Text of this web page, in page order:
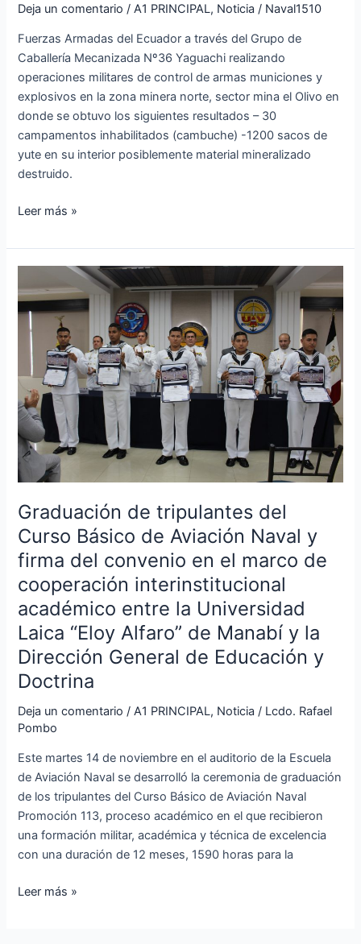
Deja un comentario / A1 PRINCIPAL, Noticia / Naval1510
Fuerzas Armadas del Ecuador a través del Grupo de
Caballería Mecanizada Nº36 Yaguachi realizando
operaciones militares de control de armas municiones y
explosivos en la zona minera norte, sector mina el Olivo en
donde se obtuvo los siguientes resultados – 30
campamentos inhabilitados (cambuche) -1200 sacos de
yute en su interior posiblemente material mineralizado
destruido.
Leer más »
Graduación de tripulantes del
Curso Básico de Aviación Naval y
firma del convenio en el marco de
cooperación interinstitucional
académico entre la Universidad
Laica “Eloy Alfaro” de Manabí y la
Dirección General de Educación y
Doctrina
Deja un comentario /A1 PRINCIPAL, Noticia / Lcdo. Rafael
Pombo
Este martes 14 de noviembre en el auditorio de la Escuela
de Aviación Naval se desarrolló la ceremonia de graduación
de los tripulantes del Curso Básico de Aviación Naval
Promoción 113, proceso académico en el que recibieron
una formación militar, académica y técnica de excelencia
con una duración de 12 meses, 1590 horas para la
Graduación
de
tripulantes
del
Curso
Básico
de
Aviación
Naval
y
firma
convenio
en
el
marco
de
cooperación
interinstitucional
académico
entre
la
Laica
Alfaro”
de
Manabí
y
la
Dirección
de
Leer más »